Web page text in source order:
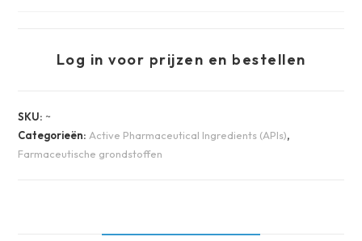
Log in voor prijzen en bestellen
SKU: ~
Categorieën: Active Pharmaceutical Ingredients (APIs),
Farmaceutische grondstoffen